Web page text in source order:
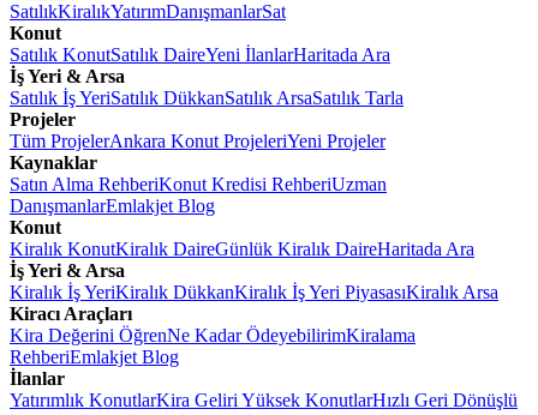
SatılıkKiralıkYatırımDanışmanlarSat
Konut
Satılık KonutSatılık DaireYeni İlanlarHaritada Ara
İş Yeri & Arsa
Satılık İş YeriSatılık DükkanSatılık ArsaSatılık Tarla
Projeler
Tüm ProjelerAnkara Konut ProjeleriYeni Projeler
Kaynaklar
Satın Alma RehberiKonut Kredisi RehberiUzman
DanışmanlarEmlakjet Blog
Konut
Kiralık KonutKiralık DaireGünlük Kiralık DaireHaritada Ara
İş Yeri & Arsa
Kiralık İş YeriKiralık DükkanKiralık İş Yeri PiyasasıKiralık Arsa
Kiracı Araçları
Kira Değerini ÖğrenNe Kadar ÖdeyebilirimKiralama
RehberiEmlakjet Blog
İlanlar
Yatırımlık KonutlarKira Geliri Yüksek KonutlarHızlı Geri Dönüşlü